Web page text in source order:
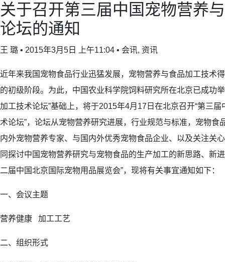
关于召开第三届中国宠物营养
论坛的通知
王 璐 • 2015年3月5日 上午11:04 • 会讯, 资讯
近年来我国宠物食品行业迅猛发展，宠物营养与食品加工技术
的初级阶段。为此，中国农业科学院饲料研究所在北京已成功
加工技术论坛”基础上，将于2015年4月17日在北京召开“第三
术论坛”，论坛从宠物营养研究进展，行业规范与标准，宠物食
内外宠物营养专家、与国内外优秀宠物食品企业、以及关注关
同探讨中国宠物营养研究与宠物食品的生产加工的新思路、新
二届中国北京国际宠物用品展览会”，现将有关事宜通知如下：
一、会议主题
营养健康 加工工艺
二、组织形式